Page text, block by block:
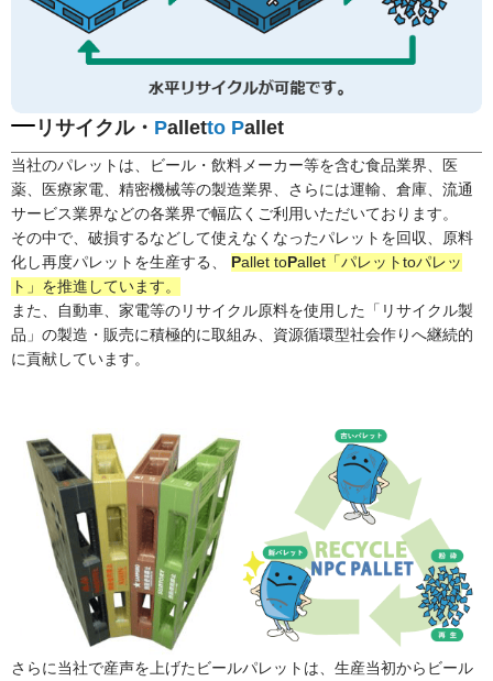
リサイクル・ Palletto Pallet
当社のパレットは、ビール・飲料メーカー等を含む食品業界、医
薬、医療家電、精密機械等の製造業界、さらには運輸、倉庫、流通
サービス業界などの各業界で幅広くご利用いただいております。
その中で、破損するなどして使えなくなったパレットを回収、原料
化し再度パレットを生産する、 Pallet toPallet「パレットtoパレッ
ト」を推進しています。
また、自動車、家電等のリサイクル原料を使用した「リサイクル製
品」の製造・販売に積極的に取組み、資源循環型社会作りへ継続的
に貢献しています。
さらに当社で産声を上げたビールパレットは、生産当初からビール